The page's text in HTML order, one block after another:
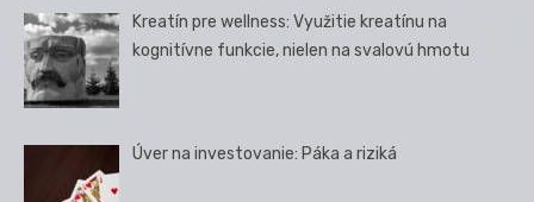
Kreatín pre wellness: Využitie kreatínu na
kognitívne funkcie, nielen na svalovú hmotu
Úver na investovanie: Páka a riziká